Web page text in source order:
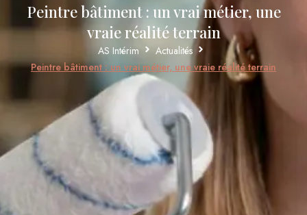
Peintre bâtiment : un vrai métier, une
vraie réalité terrain
AS Intérim
Actualités
Peintre bâtiment : un vrai métier, une vraie réalité terrain